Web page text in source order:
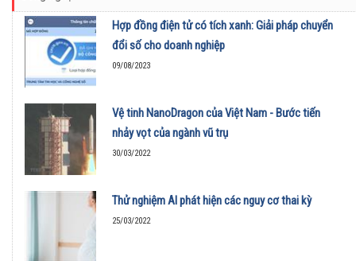
Hợp đồng điện tử có tích xanh: Giải pháp chuyển
đổi số cho doanh nghiệp
09/08/2023
Vệ tinh NanoDragon của Việt Nam - Bước tiến
nhảy vọt của ngành vũ trụ
30/03/2022
Thử nghiệm AI phát hiện các nguy cơ thai kỳ
25/03/2022